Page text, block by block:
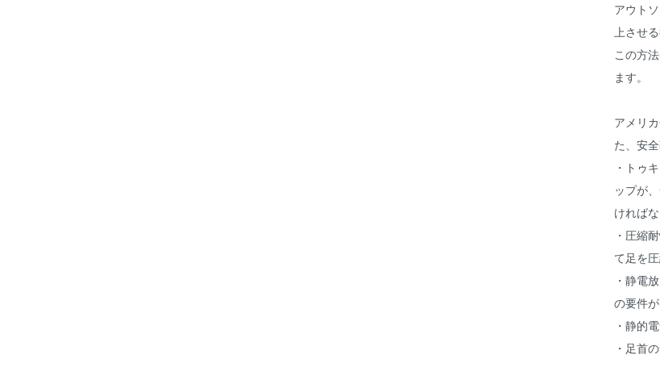
アウト
上させ
この方
ます。
アメリ
た、安
・トゥ
ップが
ければな
・圧縮
て足を
・静電
の要件
・静的
・足首